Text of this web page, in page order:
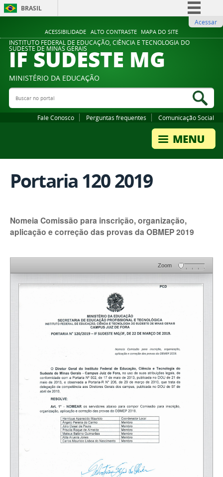
ACESSIBILIDADE ALTO CONTRASTE MAPA DO SITE
BRASIL
Comunica BR
Participe
Legislação
Acessar
INSTITUTO FEDERAL DE EDUCAÇÃO, CIÊNCIA E TECNOLOGIA DO
SUDESTE DE MINAS GERAIS
IF SUDESTE MG
MINISTÉRIO DA EDUCAÇÃO
Buscar no portal
Fale Conosco Perguntas frequentes Comunicação Social
Portaria 120 2019
Nomeia Comissão para inscrição, organização,
aplicação e correção das provas da OBMEP 2019
Zoom